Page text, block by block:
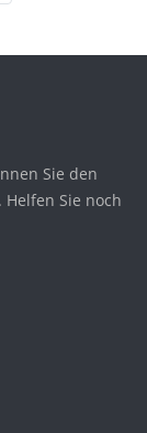
Sie den
Sie noch